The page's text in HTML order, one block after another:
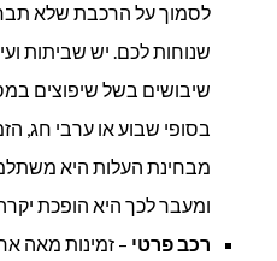
לסמוך על הרכבת שלא
שנוחות לכם. יש שביתות
שיבושים בשל שיפוצים
בסופי שבוע או ערבי חג,
מבחינת העלות היא
ומעבר לכך היא הופכת
רכב פרטי – זמינות מאה